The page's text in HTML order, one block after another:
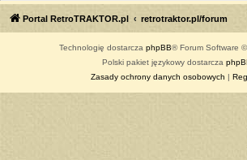
Portal RetroTRAKTOR.pl retrotraktor.pl/forum
Technologię dostarcza phpBB® Forum Software
Polski pakiet językowy dostarcza
Zasady ochrony danych osobowych |